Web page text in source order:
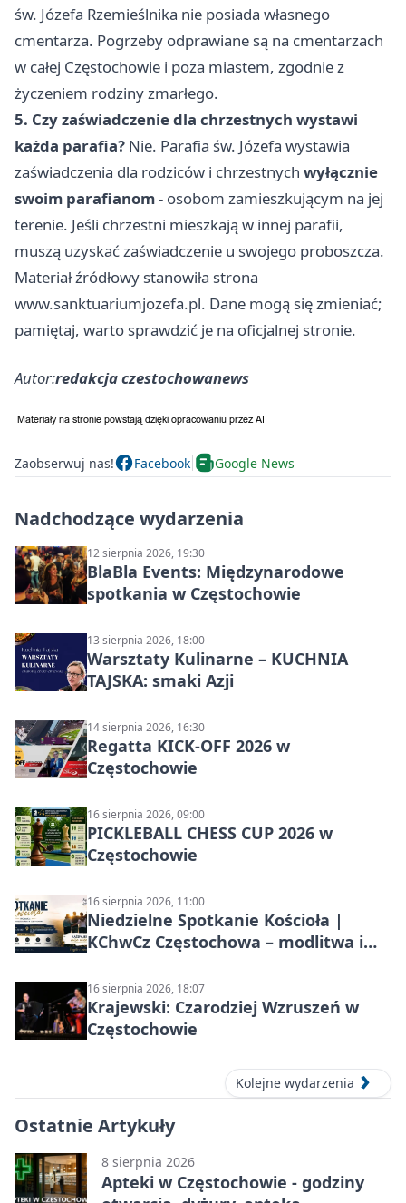
św. Józefa Rzemieślnika nie posiada własnego
cmentarza. Pogrzeby odprawiane są na cmentarzach
w całej Częstochowie i poza miastem, zgodnie z
życzeniem rodziny zmarłego.
5. Czy zaświadczenie dla chrzestnych wystawi
każda parafia? Nie. Parafia św. Józefa wystawia
zaświadczenia dla rodziców i chrzestnych wyłącznie
swoim parafianom- osobom zamieszkującym na jej
terenie. Jeśli chrzestni mieszkają w innej parafii,
muszą uzyskać zaświadczenie u swojego proboszcza.
Materiał źródłowy stanowiła strona
www.sanktuariumjozefa.pl. Dane mogą się zmieniać;
pamiętaj, warto sprawdzić je na oficjalnej stronie.
Autor:redakcja czestochowanews
Zaobserwuj nas! Facebook Google News
Nadchodzące wydarzenia
12 sierpnia 2026, 19:30
BlaBla Events: Międzynarodowe
spotkania w Częstochowie
13 sierpnia 2026, 18:00
Warsztaty Kulinarne – KUCHNIA
TAJSKA: smaki Azji
14 sierpnia 2026, 16:30
Regatta KICK-OFF 2026 w
Częstochowie
16 sierpnia 2026, 09:00
PICKLEBALL CHESS CUP 2026 w
Częstochowie
16 sierpnia 2026, 11:00
Niedzielne Spotkanie Kościoła |
KChwCz Częstochowa – modlitwa i
16 sierpnia 2026, 18:07
Krajewski: Czarodziej Wzruszeń w
Częstochowie
Kolejne wydarzenia
Ostatnie Artykuły
8 sierpnia 2026
Apteki w Częstochowie - godziny